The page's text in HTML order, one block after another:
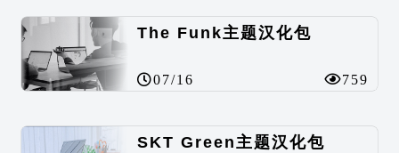
The Funk主题汉化包
07/16 759
SKT Green主题汉化包